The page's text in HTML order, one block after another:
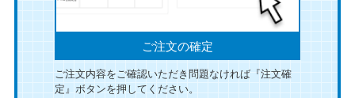
ご注文の確定
ご注文内容をご確認いただき問題なければ『注文確
定』ボタンを押してください。